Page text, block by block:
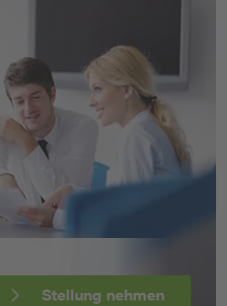
Stellung nehmen